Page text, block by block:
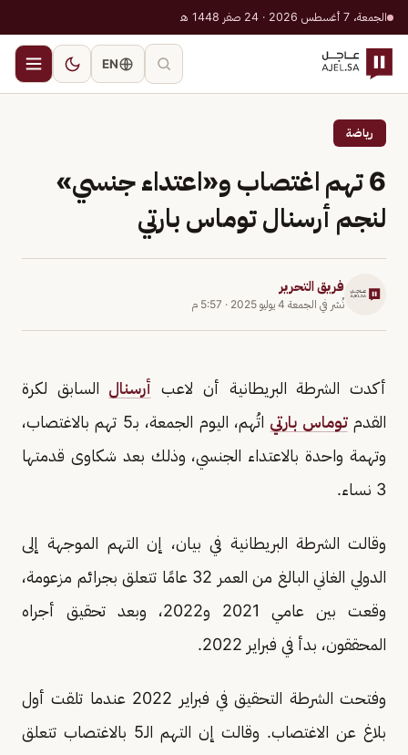
الجمعة، 7 أغسطس 2026 · 24 صفر 1448 هـ
EN
رياضة
6 تهم اغتصاب و«اعتداء جنسي»
لنجم أرسنال توماس بارتي
فريق التحرير
نُشر في الجمعة 4 يوليو 2025 · 5:57 م
أكدت الشرطة البريطانية أن لاعب أرسنال السابق لكرة
القدمتوماس بارتي
اتُهم، اليوم الجمعة، بـ5 تهم بالاغتصاب،
وتهمة واحدة بالاعتداء الجنسي، وذلك بعد شكاوى قدمتها
3 نساء.
وقالت الشرطة البريطانية في بيان، إن التهم الموجهة إلى
الدولي الغاني البالغ من العمر 32 عامًا تتعلق بجرائم مزعومة،
وقعت بين عامي 2021 و2022، وبعد تحقيق أجراه
المحققون، بدأ في فبراير 2022.
وفتحت الشرطة التحقيق في فبراير 2022 عندما تلقت أول
بلاغ عن الاغتصاب. وقالت إن التهم الـ5 بالاغتصاب تتعلق